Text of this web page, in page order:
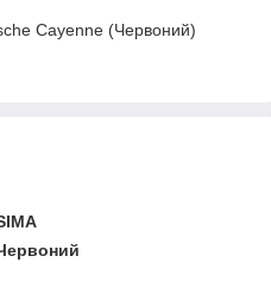
Cayenne (Червоний)